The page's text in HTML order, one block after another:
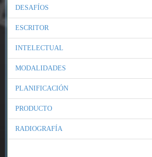
DESAFÍOS
ESCRITOR
INTELECTUAL
MODALIDADES
PLANIFICACIÓN
PRODUCTO
RADIOGRAFÍA